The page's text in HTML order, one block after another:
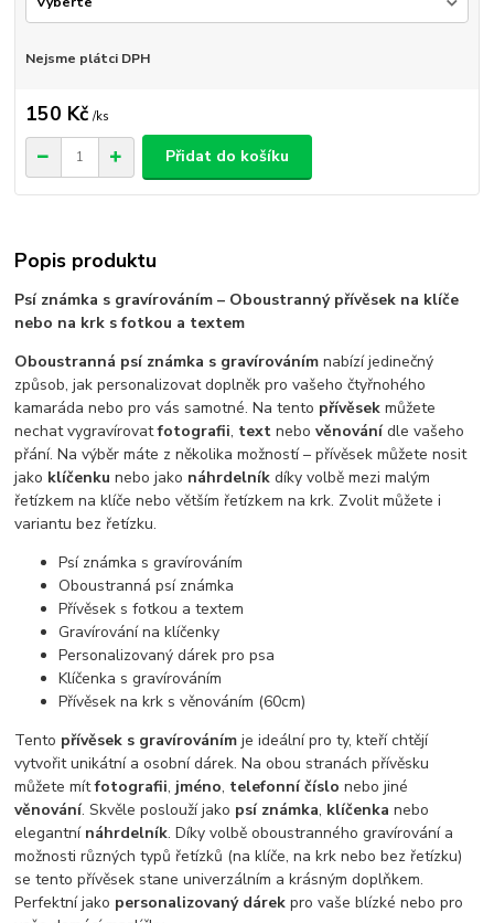
Nejsme plátci DPH
150 Kč /ks
Přidat do košíku
Popis produktu
Psí známka s gravírováním – Oboustranný přívěsek na klíče
nebo na krk s fotkou a textem
Oboustranná psí známka s gravírováním nabízí jedinečný
způsob, jak personalizovat doplněk pro vašeho čtyřnohého
kamaráda nebo pro vás samotné. Na tento přívěsek můžete
nechat vygravírovatfotografii, text nebověnovánídle vašeho
přání. Na výběr máte z několika možností – přívěsek můžete nosit
jako klíčenku nebo jako náhrdelník díky volbě mezi malým
řetízkem na klíče nebo větším řetízkem na krk. Zvolit můžete i
variantu bez řetízku.
Psí známka s gravírováním
Oboustranná psí známka
Přívěsek s fotkou a textem
Gravírování na klíčenky
Personalizovaný dárek pro psa
Klíčenka s gravírováním
Přívěsek na krk s věnováním (60cm)
Tento přívěsek s gravírováním je ideální pro ty, kteří chtějí
vytvořit unikátní a osobní dárek. Na obou stranách přívěsku
můžete mítfotografii, jméno, telefonní číslo nebo jiné
věnování. Skvěle poslouží jako psí známka, klíčenka nebo
elegantní náhrdelník. Díky volbě oboustranného gravírování a
možnosti různých typů řetízků (na klíče, na krk nebo bez řetízku)
se tento přívěsek stane univerzálním a krásným doplňkem.
Perfektní jako personalizovaný dárek pro vaše blízké nebo pro